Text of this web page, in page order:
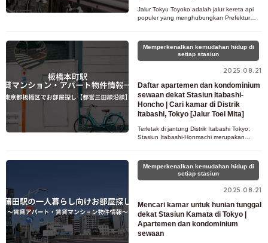
Jalur Tokyu Toyoko adalah jalur kereta api
populer yang menghubungkan Prefektur
Memperkenalkan kemudahan hidup di
setiap stasiun
2025.08.21
Daftar apartemen dan kondominium
sewaan dekat Stasiun Itabashi-
Honcho | Cari kamar di Distrik
Itabashi, Tokyo [Jalur Toei Mita]
Terletak di jantung Distrik Itabashi Tokyo,
Stasiun Itabashi-Honmachi merupakan
Memperkenalkan kemudahan hidup di
setiap stasiun
2025.08.21
Mencari kamar untuk hunian tunggal
dekat Stasiun Kamata di Tokyo |
Apartemen dan kondominium
sewaan